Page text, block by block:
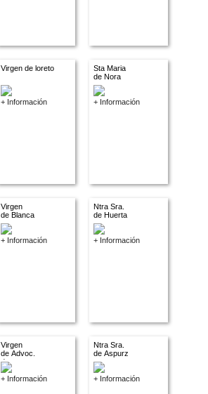
Virgen de loreto
+ Información
Sta Maria
de Nora
+ Información
Virgen
de Blanca
+ Información
Ntra Sra.
de Huerta
+ Información
Virgen
de Advoc.
descon.
+ Información
Ntra Sra.
de Aspurz
+ Información